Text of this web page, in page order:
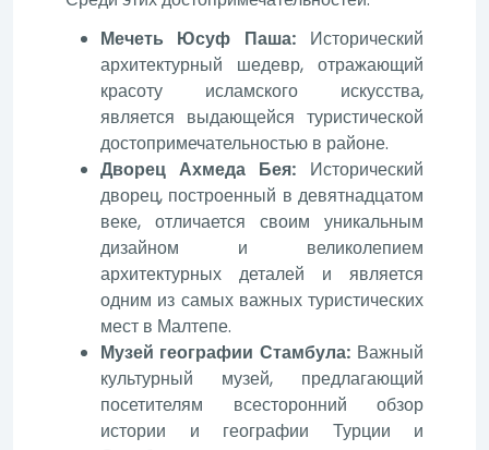
Мечеть Юсуф Паша:Исторический
архитектурный шедевр, отражающий
красоту исламского искусства,
является выдающейся туристической
достопримечательностью в районе.
Дворец Ахмеда Бея: Исторический
дворец, построенный в девятнадцатом
веке, отличается своим уникальным
дизайном и великолепием
архитектурных деталей и является
одним из самых важных туристических
мест в Малтепе.
Музей географии Стамбула:Важный
культурный музей, предлагающий
посетителям всесторонний обзор
истории и географии Турции и